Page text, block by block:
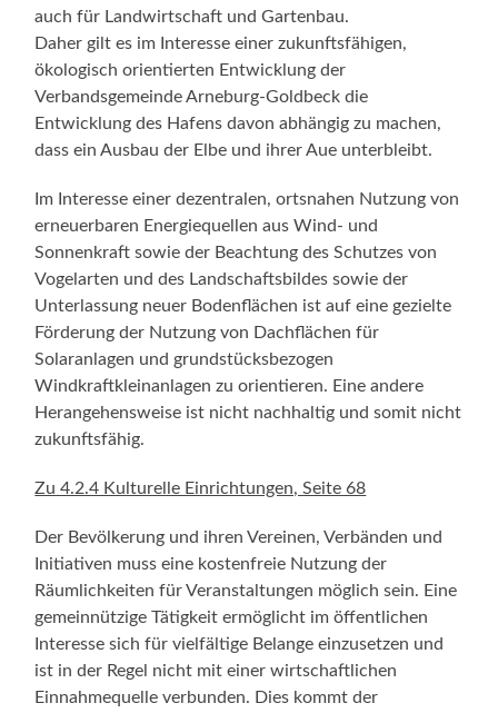
auch für Landwirtschaft und Gartenbau.
Daher gilt es im Interesse einer zukunftsfähigen,
ökologisch orientierten Entwicklung der
Verbandsgemeinde Arneburg-Goldbeck die
Entwicklung des Hafens davon abhängig zu machen,
dass ein Ausbau der Elbe und ihrer Aue unterbleibt.
Im Interesse einer dezentralen, ortsnahen Nutzung von
erneuerbaren Energiequellen aus Wind- und
Sonnenkraft sowie der Beachtung des Schutzes von
Vogelarten und des Landschaftsbildes sowie der
Unterlassung neuer Bodenflächen ist auf eine gezielte
Förderung der Nutzung von Dachflächen für
Solaranlagen und grundstücksbezogen
Windkraftkleinanlagen zu orientieren. Eine andere
Herangehensweise ist nicht nachhaltig und somit nicht
zukunftsfähig.
Zu 4.2.4 Kulturelle Einrichtungen, Seite 68
Der Bevölkerung und ihren Vereinen, Verbänden und
Initiativen muss eine kostenfreie Nutzung der
Räumlichkeiten für Veranstaltungen möglich sein. Eine
gemeinnützige Tätigkeit ermöglicht im öffentlichen
Interesse sich für vielfältige Belange einzusetzen und
ist in der Regel nicht mit einer wirtschaftlichen
Einnahmequelle verbunden. Dies kommt der